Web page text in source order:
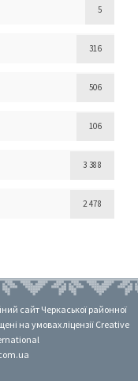
5
316
506
106
3 388
2 478
сайт Черкаської районної
на умовах ліцензії Creative